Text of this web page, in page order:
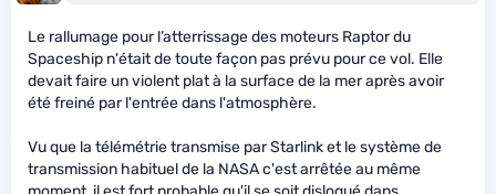
Le rallumage pour l’atterrissage des moteurs Raptor du
Spaceship n'était de toute façon pas prévu pour ce vol. Elle
devait faire un violent plat à la surface de la mer après avoir
été freiné par l'entrée dans l'atmosphère.
Vu que la télémétrie transmise par Starlink et le système de
transmission habituel de la NASA c'est arrêtée au même